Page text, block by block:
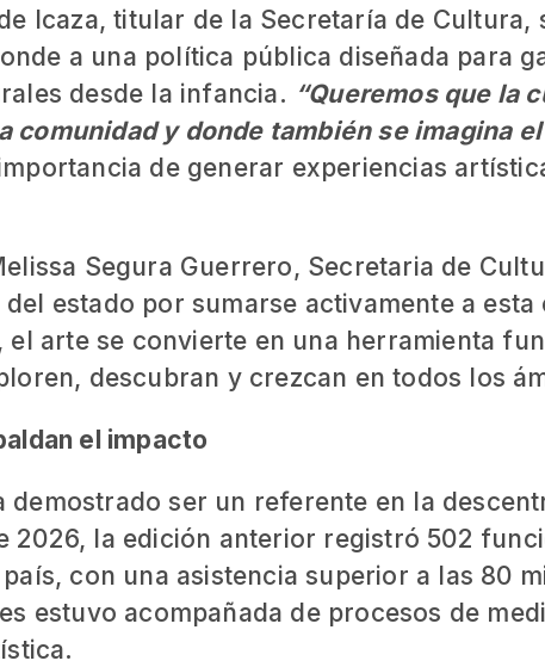
Icaza, titular de la Secretaría de Cultura,
a una política pública diseñada para
desde la infancia. “Queremos que la
comunidad y donde también se imagina
de generar experiencias
Segura Guerrero, Secretaria de
estado por sumarse activamente a
el arte se convierte en una herramienta
descubran y crezcan en todos los
el impacto
demostrado ser un referente en la
2026, la edición anterior registró 502
con una asistencia superior a las 80
estuvo acompañada de procesos de